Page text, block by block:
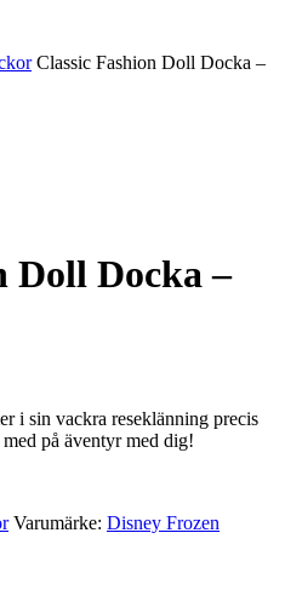
Classic Fashion Doll Docka –
Doll Docka –
i sin vackra reseklänning precis
på äventyr med dig!
Varumärke: Disney Frozen